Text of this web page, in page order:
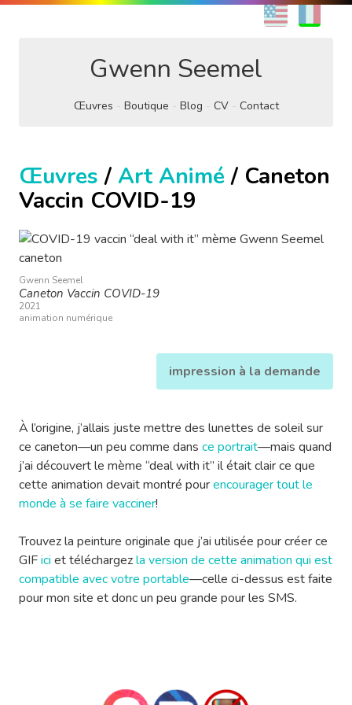
EN
Gwenn Seemel
Œuvres Boutique Blog CV Contact
Œuvres / Art Animé/ Caneton
Vaccin COVID-19
Gwenn Seemel
Caneton Vaccin COVID-19
2021
animation numérique
impression à la demande
À l’origine, j’allais juste mettre des lunettes de soleil sur
ce caneton—un peu comme dans ce portrait—mais quand
j’ai découvert le mème “deal with it” il était clair ce que
cette animation devait montré pourencourager tout le
monde à se faire vacciner!
Trouvez la peinture originale que j’ai utilisée pour créer ce
GIFici et téléchargezla version de cette animation qui est
compatible avec votre portable—celle ci-dessus est faite
pour mon site et donc un peu grande pour les SMS.